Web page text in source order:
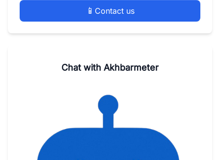
📱 Contact us
Chat with Akhbarmeter